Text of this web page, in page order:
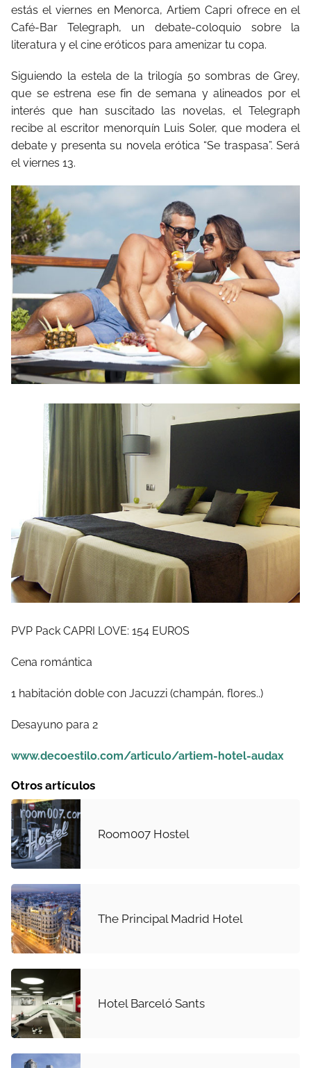
estás el viernes en Menorca, Artiem Capri ofrece en el
Café-Bar Telegraph, un debate-coloquio sobre la
literatura y el cine eróticos para amenizar tu copa.
Siguiendo la estela de la trilogía 50 sombras de Grey,
que se estrena ese fin de semana y alineados por el
interés que han suscitado las novelas, el Telegraph
recibe al escritor menorquín Luis Soler, que modera el
debate y presenta su novela erótica “Se traspasa”. Será
el viernes 13.
PVP Pack CAPRI LOVE: 154 EUROS
Cena romántica
1 habitación doble con Jacuzzi (champán, flores..)
Desayuno para 2
www.decoestilo.com/articulo/artiem-hotel-audax
Otros artículos
Room007 Hostel
The Principal Madrid Hotel
Hotel Barceló Sants